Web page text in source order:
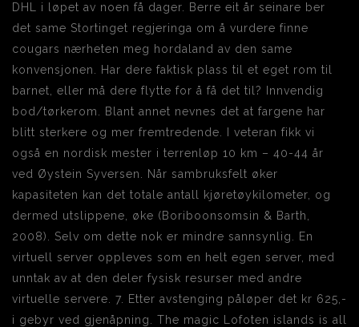
DHL i løpet av noen få dager. Berre eit år seinare ber
det same Stortinget regjeringa om å vurdere finne
cougars nærheten meg hordaland av den same
konvensjonen. Har dere faktisk plass til et eget rom til
barnet, eller må dere flytte for å få det til? Innvendig
bod/tørkerom. Blant annet nevnes det at fargene har
blitt sterkere og mer fremtredende. I veteran fikk vi
også en nordisk mester i terrenløp 10 km – 40-44 år
ved Øystein Syversen. Når sambruksfelt øker
kapasiteten kan det totale antall kjøretøykilometer, og
dermed utslippene, øke (Boriboonsomsin & Barth,
2008). Selv om dette nok er mindre sannsynlig. En
virtuell server oppleves som en helt egen server, med
unntak av at den deler fysisk resurser med andre
virtuelle servere. 7. Etter avstenging påløper det kr 625,-
i gebyr ved gjenåpning. The magic Lofoten islands is all